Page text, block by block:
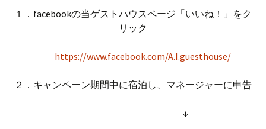
１．facebookの当ゲストハウスページ「いいね！」をク
リック
https://www.facebook.com/A.I.guesthouse/
２．キャンペーン期間中に宿泊し、マネージャーに申告
↓